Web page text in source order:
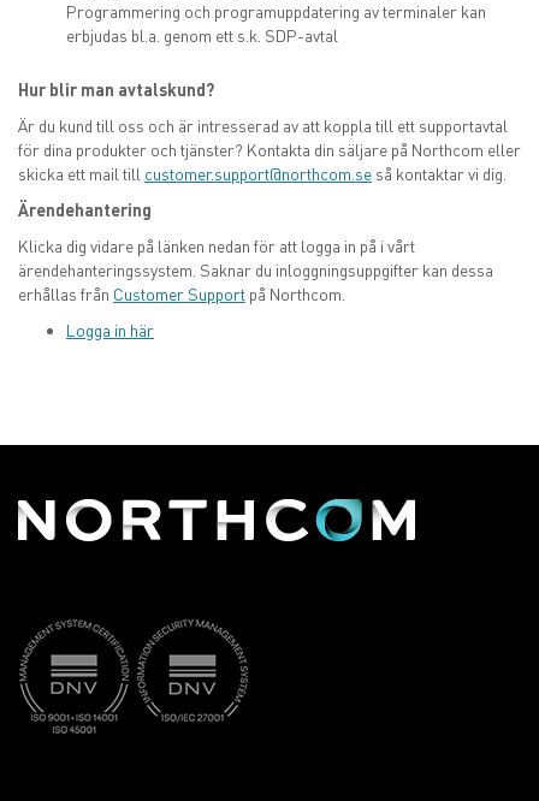
Programmering och programuppdatering av terminaler kan
erbjudas bl.a. genom ett s.k. SDP-avtal
Hur blir man avtalskund?
Är du kund till oss och är intresserad av att koppla till ett supportavtal
för dina produkter och tjänster? Kontakta din säljare på Northcom eller
skicka ett mail till customer.support@northcom.se så kontaktar vi dig.
Ärendehantering
Klicka dig vidare på länken nedan för att logga in på i vårt
ärendehanteringssystem. Saknar du inloggningsuppgifter kan dessa
erhållas från Customer Support på Northcom.
Logga in här